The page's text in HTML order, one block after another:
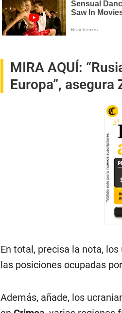
MIRA AQUÍ:
Europa”, asegura
En total, precisa la nota,
las posiciones ocupadas
Además, añade, los